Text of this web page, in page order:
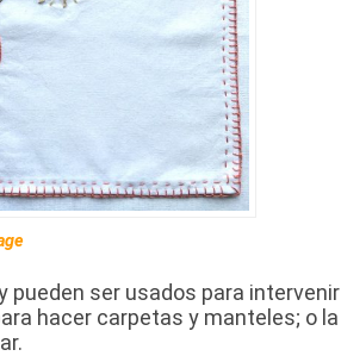
pueden ser usados para intervenir
hacer carpetas y manteles; o la